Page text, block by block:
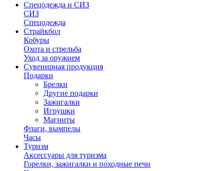
Спецодежда и СИЗ
СИЗ
Спецодежда
Страйкбол
Кобуры
Охота и стрельба
Уход за оружием
Сувенирная продукция
Подарки
Брелки
Другие подарки
Зажигалки
Игрушки
Магниты
Флаги, вымпелы
Часы
Туризм
Аксессуары для туризма
Горелки, зажигалки и походные печи